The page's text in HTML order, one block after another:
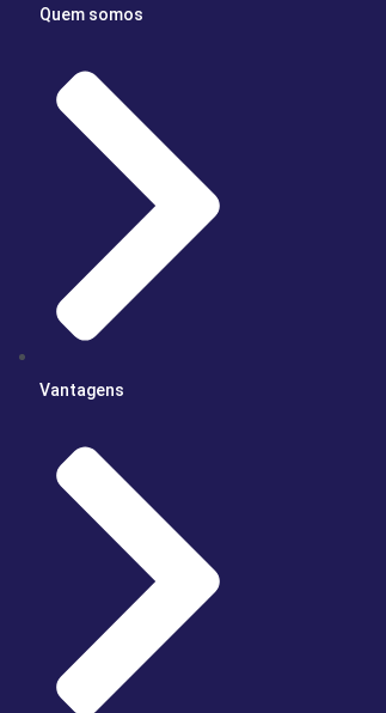
Quem somos
Vantagens